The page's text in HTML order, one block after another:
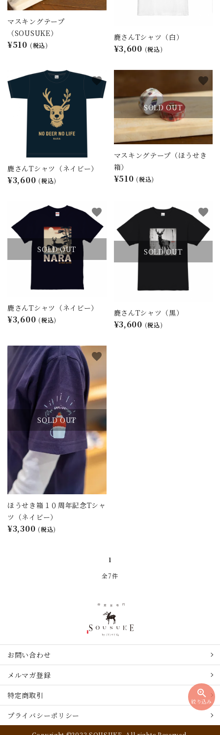
マスキングテープ
（SOUSUKE）
¥510 (税込)
鹿さんTシャツ（白）
¥3,600 (税込)
鹿さんTシャツ（ネイビー）
¥3,600 (税込)
favorite
SOLD OUT
マスキングテープ（ほうせき
箱）
¥510 (税込)
favorite
SOLD OUT
鹿さんTシャツ（ネイビー）
¥3,600 (税込)
favorite
SOLD OUT
鹿さんTシャツ（黒）
¥3,600 (税込)
favorite
SOLD OUT
ほうせき箱１０周年記念Tシャ
ツ（ネイビー）
¥3,300 (税込)
favorite
1
全7件
zoom_in
絞り込み
キーワード
カテゴリー
検索する
close
お問い合わせ
メルマガ登録
特定商取引
プライバシーポリシー